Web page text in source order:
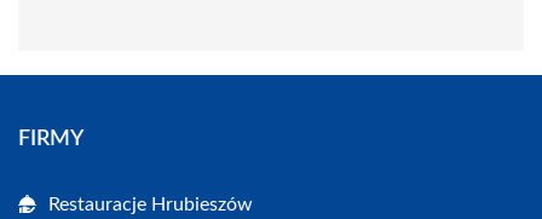
FIRMY
Restauracje Hrubieszów